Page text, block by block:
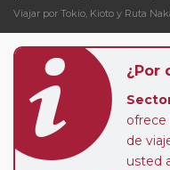
Viajar por Tokio, Kioto y Ruta
¿Por
ofrece
de
usted